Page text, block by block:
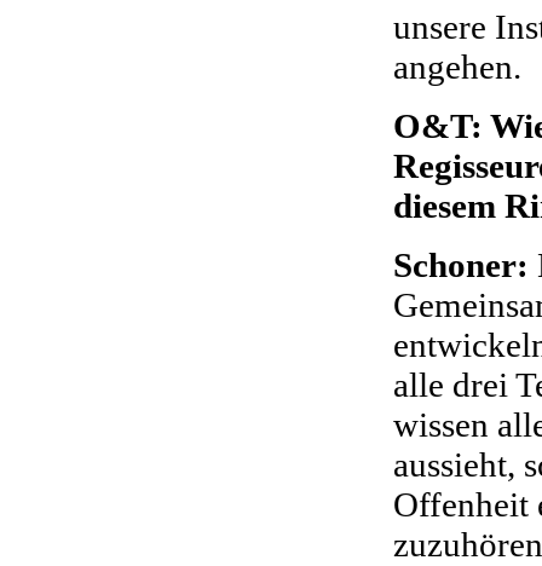
unsere
angehen.
O&T:
diesem
Schoner:
alle drei
wissen
aussieht,
Offenheit